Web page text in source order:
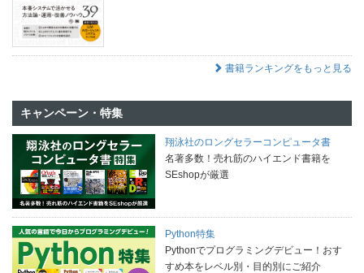
書籍ランキングをもっと見る
キャンペーン・特集
翔泳社のロングセラーコンピュータ書
名著多数！売れ筋のハイエンド書籍を
SEshopが厳選
Python特集
Pythonでプログラミングデビュー！おす
すめ本をレベル別・目的別にご紹介